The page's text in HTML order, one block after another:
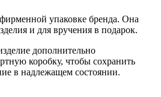
упаковке бренда. Она
и для вручения в подарок.
дополнительно
коробку, чтобы сохранить
в надлежащем состоянии.